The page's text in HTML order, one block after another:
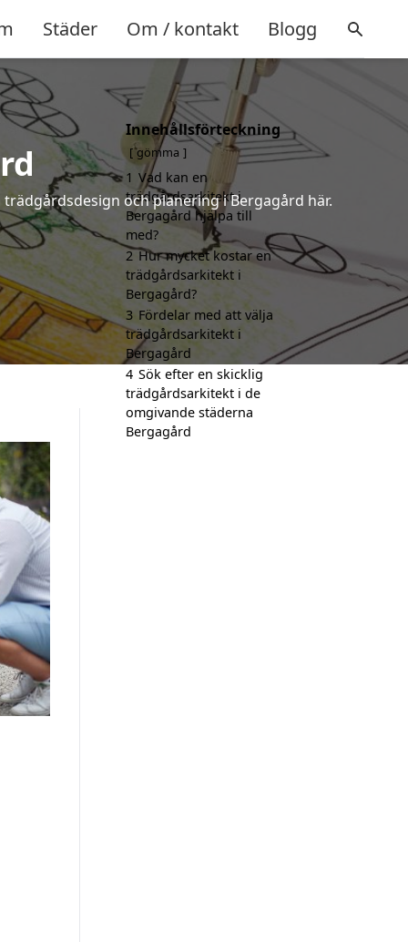
Städer Om / kontakt Blogg
och planering i Bergagård här.
Innehållsförteckning
gömma
1 Vad kan en
trädgårdsarkitekt i
Bergagård hjälpa till
med?
2 Hur mycket kostar en
trädgårdsarkitekt i
Bergagård?
3 Fördelar med att välja
trädgårdsarkitekt i
Bergagård
4 Sök efter en skicklig
trädgårdsarkitekt i de
omgivande städerna
Bergagård